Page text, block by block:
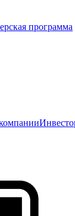
программа